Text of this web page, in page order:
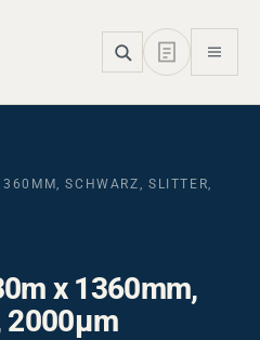
SCHWARZ, SLITTER,
x 1360mm,
2000µm